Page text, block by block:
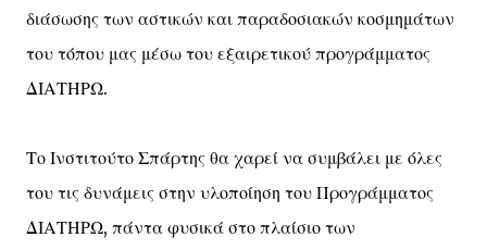
διάσωσης των αστικών και παραδοσιακών κοσμημάτων
του τόπου μας μέσω του εξαιρετικού προγράμματος
ΔΙΑΤΗΡΩ.
Το Ινστιτούτο Σπάρτης θα χαρεί να συμβάλει με όλες
του τις δυνάμεις στην υλοποίηση του Προγράμματος
ΔΙΑΤΗΡΩ, πάντα φυσικά στο πλαίσιο των